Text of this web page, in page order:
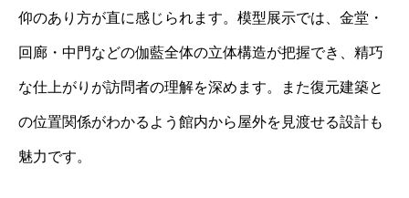
仰のあり方が直に感じられます。模型展示では、金堂・
回廊・中門などの伽藍全体の立体構造が把握でき、精巧
な仕上がりが訪問者の理解を深めます。また復元建築と
の位置関係がわかるよう館内から屋外を見渡せる設計も
魅力です。